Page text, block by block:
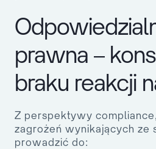
prawna –
braku reakcji
Z perspektywy
zagrożeń wynikających ze
prowadzić do: